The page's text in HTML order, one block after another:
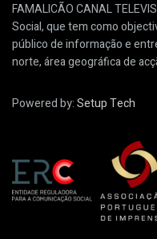
FAMALICÃO CANAL
Social, que tem como
público de informação e
norte, área geográfica de
Powered by:Setup Tech